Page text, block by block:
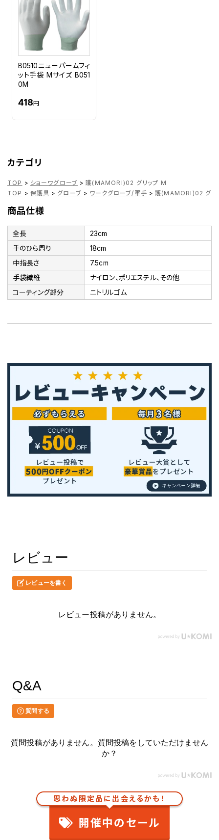
B0510ニューパームフィ
ット手袋 Mサイズ B051
0M
418円
カテゴリ
TOP > ショーワグローブ > 護(MAMORI)02 グリップ M
TOP > 保護具 > グローブ > ワークグローブ/軍手 > 護(MAMORI)02 グリ
商品仕様
全長
23cm
手のひら周り
18cm
中指長さ
7.5cm
手袋繊維
ナイロン、ポリエステル、その他
コーティング部分
ニトリルゴム
レビュー
レビューを書く
レビュー投稿がありません。
Q&A
質問する
質問投稿がありません。質問投稿をしていただけません
か？
思わぬ限定品に出会えるかも！
開催中のセール